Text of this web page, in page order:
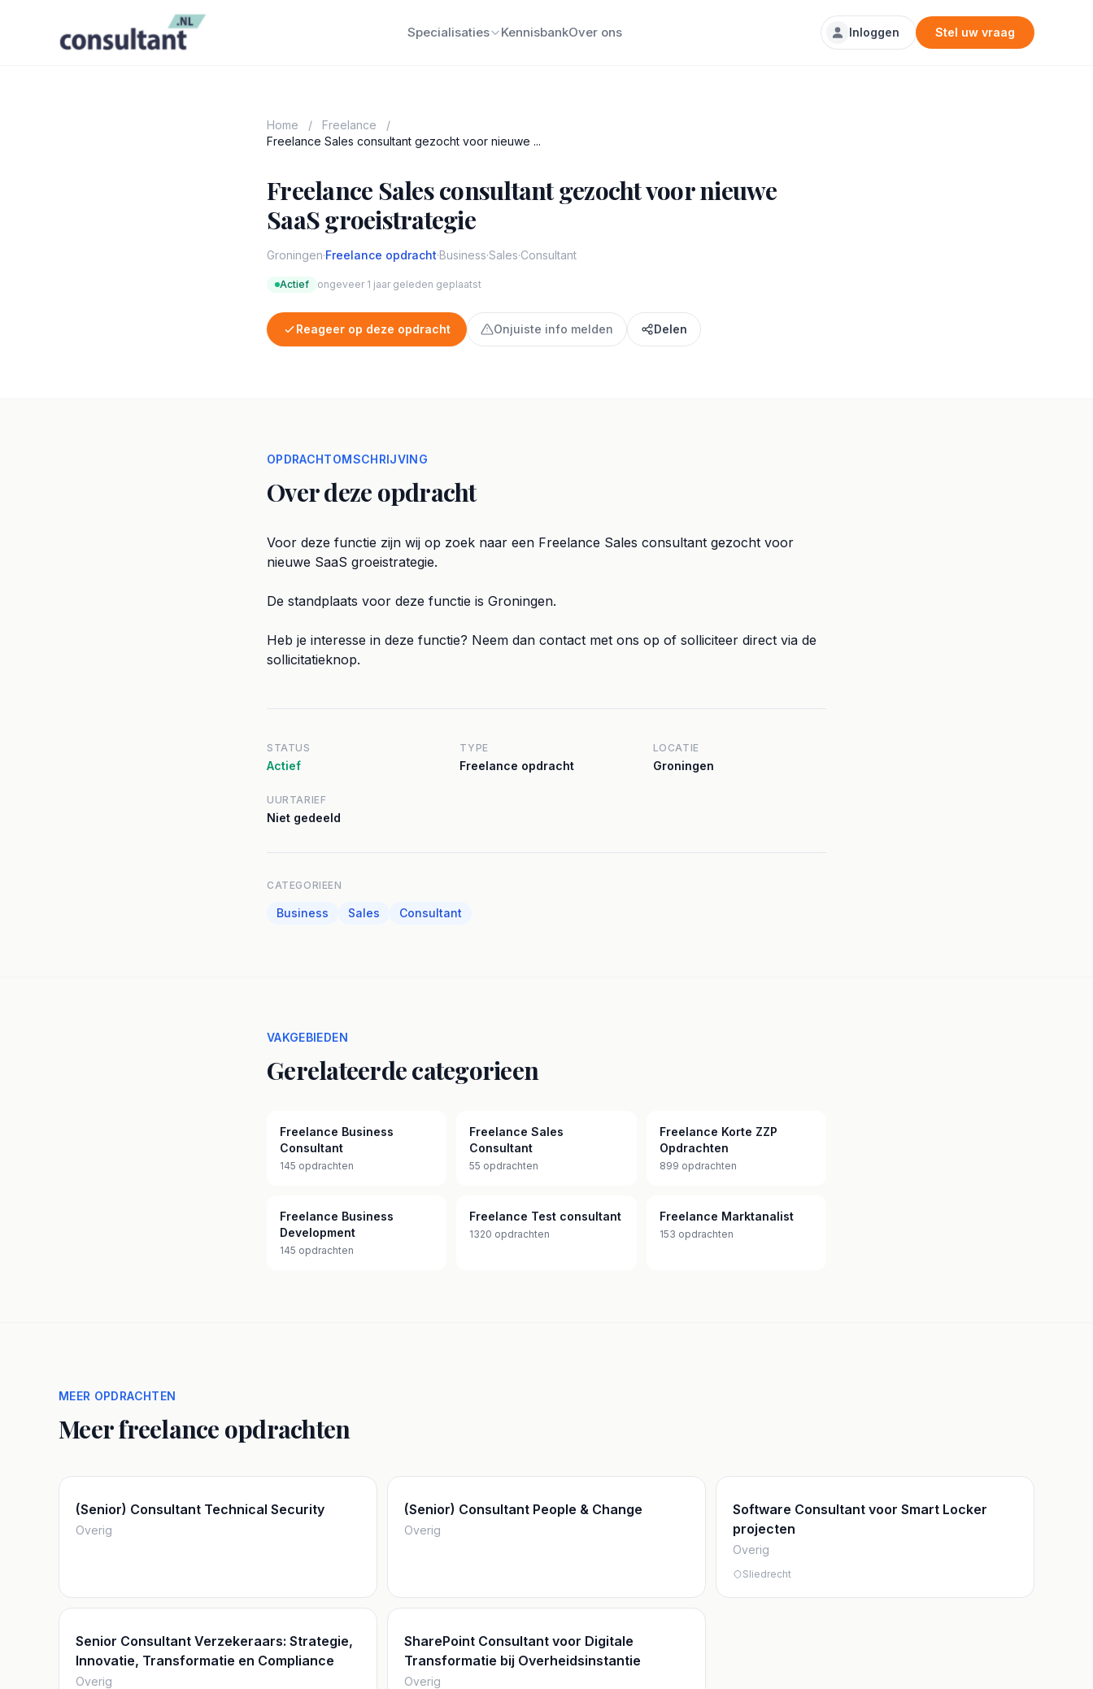
Specialisaties KennisbankOver ons Inloggen Stel uw vraag
Home / Freelance
/
Freelance Sales consultant gezocht voor nieuwe ...
Freelance Sales consultant gezocht voor nieuwe
SaaS groeistrategie
Groningen·Freelance opdracht·Business·Sales·Consultant
Actief ongeveer 1 jaar geleden geplaatst
Reageer op deze opdracht Onjuiste info melden Delen
OPDRACHTOMSCHRIJVING
Over deze opdracht
Voor deze functie zijn wij op zoek naar een Freelance Sales consultant gezocht voor
nieuwe SaaS groeistrategie.
De standplaats voor deze functie is Groningen.
Heb je interesse in deze functie? Neem dan contact met ons op of solliciteer direct via de
sollicitatieknop.
STATUS
Actief
TYPE
Freelance opdracht
LOCATIE
Groningen
UURTARIEF
Niet gedeeld
CATEGORIEEN
Business Sales Consultant
VAKGEBIEDEN
Gerelateerde categorieen
Freelance Business
Consultant
145 opdrachten
Freelance Sales
Consultant
55 opdrachten
Freelance Korte ZZP
Opdrachten
899 opdrachten
Freelance Business
Development
145 opdrachten
Freelance Test consultant
1320 opdrachten
Freelance Marktanalist
153 opdrachten
MEER OPDRACHTEN
Meer freelance opdrachten
(Senior) Consultant Technical Security
Overig
(Senior) Consultant People & Change
Overig
Software Consultant voor Smart Locker
projecten
Overig
Sliedrecht
Senior Consultant Verzekeraars: Strategie,
Innovatie, Transformatie en Compliance
Overig
SharePoint Consultant voor Digitale
Transformatie bij Overheidsinstantie
Overig